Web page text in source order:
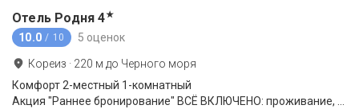
Отель Родня 4★
10.0 / 10 5 оценок
Кореиз · 220 м до Черного моря
Комфорт 2-местный 1-комнатный
Акция "Раннее бронирование" ВСЁ ВКЛЮЧЕНО: проживание, 3-разовое питание (шведский стол; при низкой загрузке меню-заказ), обслуживание по системе "всё включено"